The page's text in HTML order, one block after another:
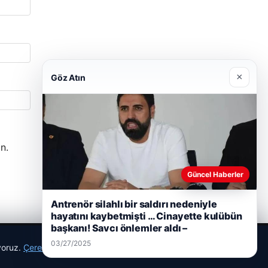
Çerez Politikamız
Göz Atın ×
Güncel Haberler
Antrenör silahlı bir saldırı nedeniyle
hayatını kaybetmişti … Cinayette kulübün
başkanı! Savcı önlemler aldı –
03/27/2025